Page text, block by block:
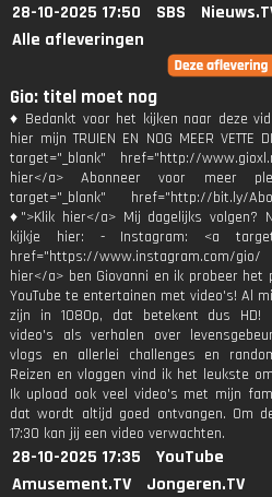
28-10-2025 17:50 SBS
Alle afleveringen
Gio: titel moet nog
♦ Bedankt voor het kijken naar deze
hier mijn TRUIEN EN NOG MEER VETTE
target="_blank" href="http://
hier</a> Abonneer voor meer
target="_blank" href="http://bit.ly/
♦">Klik hier</a> Mij dagelijks volgen?
kijkje hier: - Instagram: <a
href="https://www.instagram.com/
hier</a> ben Giovanni en ik probeer het
YouTube te entertainen met video's! Al
zijn in 1080p, dat betekent dus HD!
video's als verhalen over
vlogs en allerlei challenges en
Reizen en vloggen vind ik het leukste
Ik upload ook veel video's met mijn
dat wordt altijd goed ontvangen. Om
17:30 kan jij een video verwachten.
28-10-2025 17:35
YouTube
Amusement.TV
Jongeren.TV